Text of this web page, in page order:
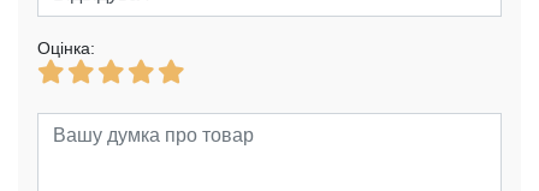
Оцінка: